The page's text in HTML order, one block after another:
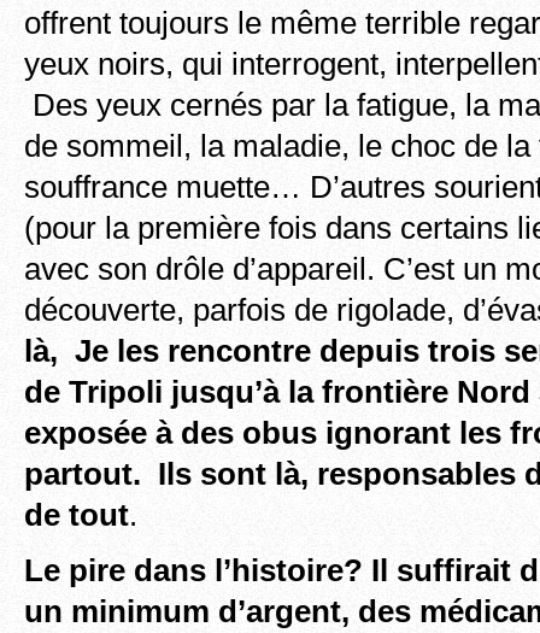
offrent toujours le même terrible
yeux noirs, qui interrogent,
Des yeux cernés par la fatigue, la
de sommeil, la maladie, le choc de
souffrance muette… D’autres
(pour la première fois dans certains
avec son drôle d’appareil. C’est un
découverte, parfois de rigolade,
là, Je les rencontre depuis trois
de Tripoli jusqu’à la frontière Nord
exposée à des obus ignorant les
partout. Ils sont là, responsables
de tout.
Le pire dans l’histoire? Il suffirait
un minimum d’argent, des